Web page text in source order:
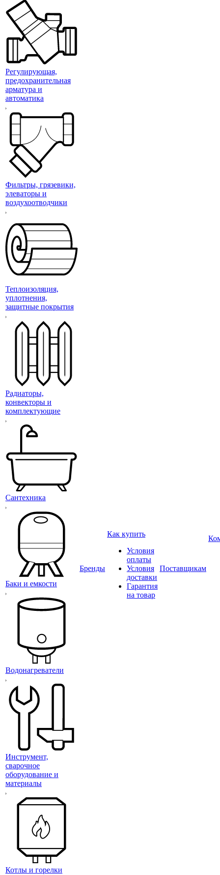
Регулирующая,
предохранительная
арматура и
автоматика
Фильтры, грязевики,
элеваторы и
воздухоотводчики
Теплоизоляция,
уплотнения,
защитные покрытия
Радиаторы,
конвекторы и
комплектующие
Сантехника
Баки и емкости
Водонагреватели
Инструмент,
сварочное
оборудование и
материалы
Котлы и горелки
Бренды
Как купить
Условия
оплаты
Условия
доставки
Гарантия
на товар
Поставщикам